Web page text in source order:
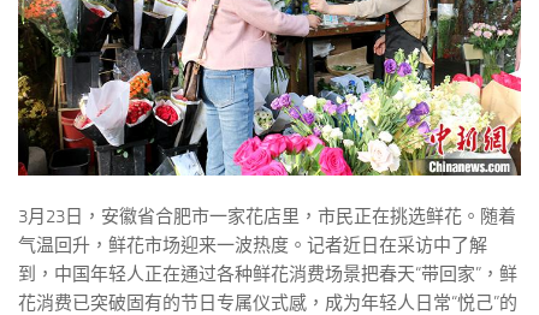
3月23日，安徽省合肥市一家花店里，市民正在挑选鲜花。随着
气温回升，鲜花市场迎来一波热度。记者近日在采访中了解
到，中国年轻人正在通过各种鲜花消费场景把春天“带回家”，鲜
花消费已突破固有的节日专属仪式感，成为年轻人日常“悦己”的